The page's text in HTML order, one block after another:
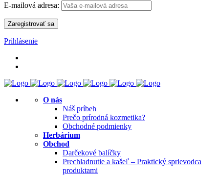
E-mailová adresa:
Prihlásenie
O nás
Náš príbeh
Prečo prírodná kozmetika?
Obchodné podmienky
Herbárium
Obchod
Darčekové balíčky
Prechladnutie a kašeľ – Praktický sprievodca
produktami